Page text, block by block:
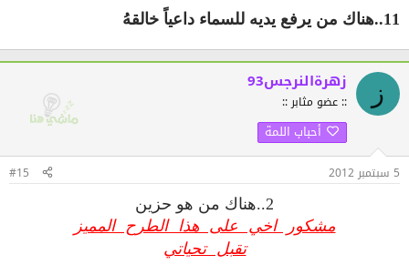
11..هناك من يرفع يديه للسماء داعياً خالقهُ
ز زهرةالنرجس93
:: عضو مثابر ::
أحباب اللمة
5 سبتمبر 2012 #15
2..هناك من هو حزين
مشكور اخي على هذا الطرح المميز
تقبل تحياتي